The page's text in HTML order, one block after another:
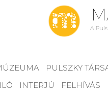
A
PULSZKY
INTERJÚ FELHÍVÁS